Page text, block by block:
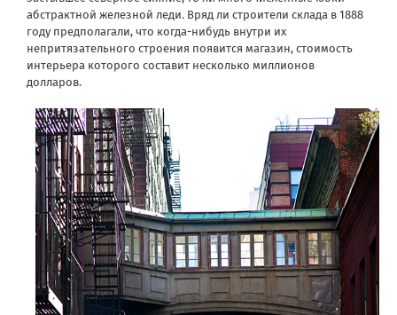
абстрактной железной леди. Вряд ли строители склада в 1888
году предполагали, что когда-нибудь внутри их
непритязательного строения появится магазин, стоимость
интерьера которого составит несколько миллионов
долларов.